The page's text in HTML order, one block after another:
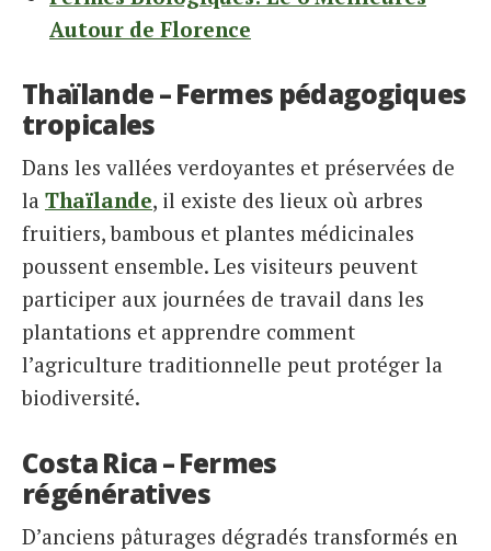
Autour de Florence
Thaïlande – Fermes pédagogiques
tropicales
Dans les vallées verdoyantes et préservées de
la Thaïlande, il existe des lieux où arbres
fruitiers, bambous et plantes médicinales
poussent ensemble. Les visiteurs peuvent
participer aux journées de travail dans les
plantations et apprendre comment
l’agriculture traditionnelle peut protéger la
biodiversité.
Costa Rica – Fermes
régénératives
D’anciens pâturages dégradés transformés en